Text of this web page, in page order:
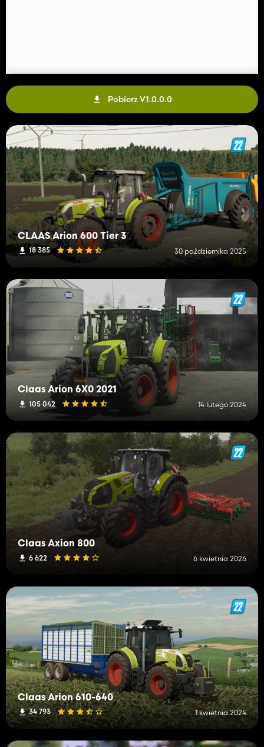
Pobierz V1.0.0.0
CLAAS Arion 600 Tier 3
18 385 30 października 2025
Claas Arion 6X0 2021
105 042 14 lutego 2024
Claas Axion 800
6 622 6 kwietnia 2026
Claas Arion 610-640
34 793 1 kwietnia 2024